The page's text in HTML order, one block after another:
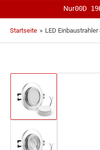
Nur00D
Startseite » LED
Bild
in
Galerieansicht
1
Bild